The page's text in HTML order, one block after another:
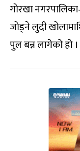
गोरखा
जोड्ने लुदी
पुल बन्न लागेको हो ।